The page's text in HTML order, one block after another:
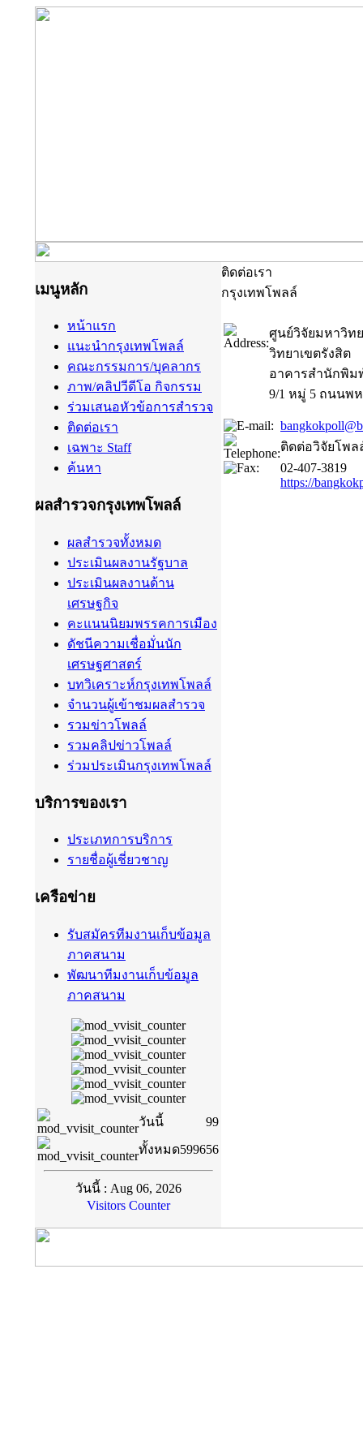
เมนูหลัก
หน้าแรก
แนะนำกรุงเทพโพลล์
คณะกรรมการ/บุคลากร
ภาพ/คลิปวีดีโอ กิจกรรม
ร่วมเสนอหัวข้อการสำรวจ
ติดต่อเรา
เฉพาะ Staff
ค้นหา
ผลสำรวจกรุงเทพโพลล์
ผลสำรวจทั้งหมด
ประเมินผลงานรัฐบาล
ประเมินผลงานด้าน
เศรษฐกิจ
คะแนนนิยมพรรคการเมือง
ดัชนีความเชื่อมั่นนัก
เศรษฐศาสตร์
บทวิเคราะห์กรุงเทพโพลล์
จำนวนผู้เข้าชมผลสำรวจ
รวมข่าวโพลล์
รวมคลิปข่าวโพลล์
ร่วมประเมินกรุงเทพโพลล์
บริการของเรา
ประเภทการบริการ
รายชื่อผู้เชี่ยวชาญ
เครือข่าย
รับสมัครทีมงานเก็บข้อมูล
ภาคสนาม
พัฒนาทีมงานเก็บข้อมูล
ภาคสนาม
วันนี้
99
ทั้งหมด599656
วันนี้ : Aug 06, 2026
Visitors Counter
ติดต่อเรา
กรุงเทพโพลล์
ศูนย์วิจัยมหาวิท
วิทยาเขตรังสิต
อาคารสำนักพิม
9/1 หมู่ 5 ถนนพ
ติดต่อวิจัยโพล
02-407-3819
https://